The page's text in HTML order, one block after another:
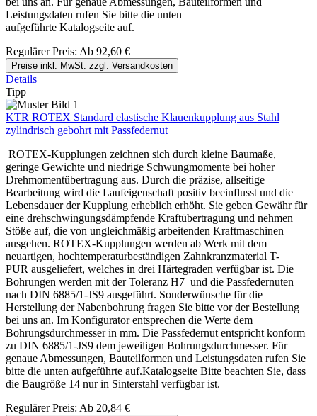
Leistungsdaten rufen Sie bitte die unten
aufgeführte Katalogseite auf.
Regulärer Preis: Ab 92,60 €
Preise inkl. MwSt. zzgl. Versandkosten
Details
Tipp
KTR ROTEX Standard elastische Klauenkupplung aus Stahl
zylindrisch gebohrt mit Passfedernut
ROTEX-Kupplungen zeichnen sich durch kleine Baumaße,
geringe Gewichte und niedrige Schwungmomente bei hoher
Drehmomentübertragung aus. Durch die präzise, allseitige
Bearbeitung wird die Laufeigenschaft positiv beeinflusst und die
Lebensdauer der Kupplung erheblich erhöht. Sie geben Gewähr für
eine drehschwingungsdämpfende Kraftübertragung und nehmen
Stöße auf, die von ungleichmäßig arbeitenden Kraftmaschinen
ausgehen. ROTEX-Kupplungen werden ab Werk mit dem
neuartigen, hochtemperaturbeständigen Zahnkranzmaterial T-
PUR ausgeliefert, welches in drei Härtegraden verfügbar ist. Die
Bohrungen werden mit der Toleranz H7 und die Passfedernuten
nach DIN 6885/1-JS9 ausgeführt. Sonderwünsche für die
Herstellung der Nabenbohrung fragen Sie bitte vor der Bestellung
bei uns an. Im Konfigurator entsprechen die Werte dem
Bohrungsdurchmesser in mm. Die Passfedernut entspricht konform
zu DIN 6885/1-JS9 dem jeweiligen Bohrungsdurchmesser. Für
genaue Abmessungen, Bauteilformen und Leistungsdaten rufen Sie
bitte die unten aufgeführte auf.Katalogseite Bitte beachten Sie, dass
die Baugröße 14 nur in Sinterstahl verfügbar ist.
Regulärer Preis: Ab 20,84 €